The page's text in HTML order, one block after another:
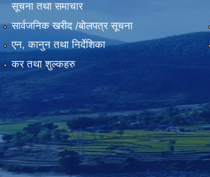
सूचना तथा समाचार
सार्वजनिक खरीद /बोलपत्र सूचना
एन, कानुन तथा निर्देशिका
कर तथा शुल्कहरु